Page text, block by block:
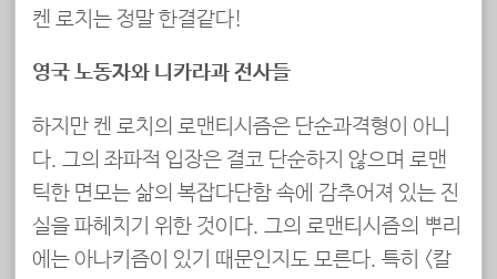
켄 로치는 정말 한결같다!
영국 노동자와 니카라과 전사들
하지만 켄 로치의 로맨티시즘은 단순과격형이 아니
다. 그의 좌파적 입장은 결코 단순하지 않으며 로맨
틱한 면모는 삶의 복잡다단함 속에 감추어져 있는 진
실을 파헤치기 위한 것이다. 그의 로맨티시즘의 뿌리
에는 아나키즘이 있기 때문인지도 모른다. 특히 <칼